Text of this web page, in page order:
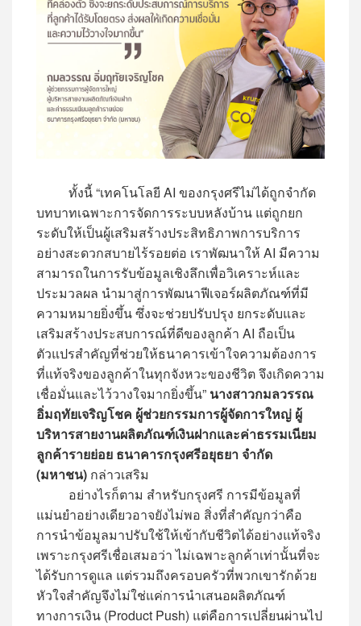
ทั้งนี้ “เทคโนโลยี AI ของกรุงศรีไม่ได้ถูกจำกัด
บทบาทเฉพาะการจัดการระบบหลังบ้าน แต่ถูกยก
ระดับให้เป็นผู้เสริมสร้างประสิทธิภาพการบริการ
อย่างสะดวกสบายไร้รอยต่อ เราพัฒนาให้ AI มีความ
สามารถในการรับข้อมูลเชิงลึกเพื่อวิเคราะห์และ
ประมวลผล นำมาสู่การพัฒนาฟีเจอร์ผลิตภัณฑ์ที่มี
ความหมายยิ่งขึ้น ซึ่งจะช่วยปรับปรุง ยกระดับและ
เสริมสร้างประสบการณ์ที่ดีของลูกค้า AI ถือเป็น
ตัวแปรสำคัญที่ช่วยให้ธนาคารเข้าใจความต้องการ
ที่แท้จริงของลูกค้าในทุกจังหวะของชีวิต จึงเกิดความ
เชื่อมั่นและไว้วางใจมากยิ่งขึ้น” นางสาวกมลวรรณ
อิ่มฤทัยเจริญโชค ผู้ช่วยกรรมการผู้จัดการใหญ่ ผู้
บริหารสายงานผลิตภัณฑ์เงินฝากและค่าธรรมเนียม
ลูกค้ารายย่อย ธนาคารกรุงศรีอยุธยา จำกัด
(มหาชน) กล่าวเสริม
อย่างไรก็ตาม สำหรับกรุงศรี การมีข้อมูลที่
แม่นยำอย่างเดียวอาจยังไม่พอ สิ่งที่สำคัญกว่าคือ
การนำข้อมูลมาปรับใช้ให้เข้ากับชีวิตได้อย่างแท้จริง
เพราะกรุงศรีเชื่อเสมอว่า ไม่เฉพาะลูกค้าเท่านั้นที่จะ
ได้รับการดูแล แต่รวมถึงครอบครัวที่พวกเขารักด้วย
หัวใจสำคัญจึงไม่ใช่แค่การนำเสนอผลิตภัณฑ์
ทางการเงิน (Product Push) แต่คือการเปลี่ยนผ่านไป